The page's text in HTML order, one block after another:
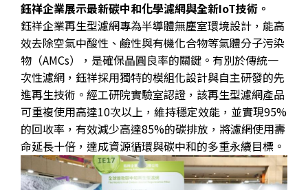
鈺祥企業展示最新碳中和化學濾網與全新IoT技術。
鈺祥企業再生型濾網專為半導體無塵室環境設計，能高
效去除空氣中酸性、鹼性與有機化合物等氣體分子污染
物（AMCs），是確保晶圓良率的關鍵。有別於傳統一
次性濾網，鈺祥採用獨特的模組化設計與自主研發的先
進再生技術。經工研院實驗室認證，該再生型濾網產品
可重複使用高達10次以上，維持穩定效能，並實現95%
的回收率，有效減少高達85%的碳排放，將濾網使用壽
命延長十倍，達成資源循環與碳中和的多重永續目標。